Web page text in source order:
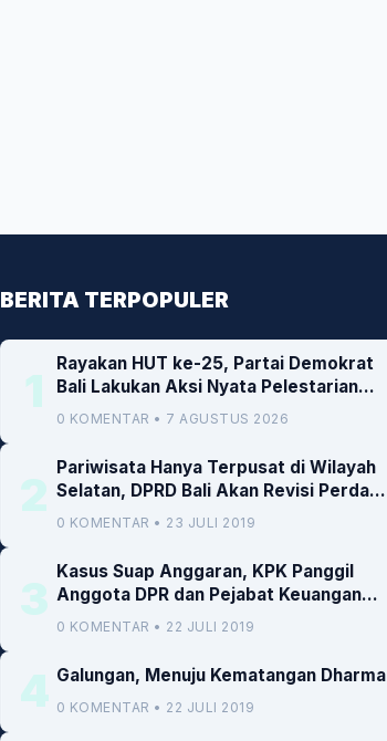
BERITA TERPOPULER
1
Rayakan HUT ke-25, Partai Demokrat
Bali Lakukan Aksi Nyata Pelestarian
Lingkungan
0 KOMENTAR • 7 AGUSTUS 2026
2
Pariwisata Hanya Terpusat di Wilayah
Selatan, DPRD Bali Akan Revisi Perda
RTRW
0 KOMENTAR • 23 JULI 2019
3
Kasus Suap Anggaran, KPK Panggil
Anggota DPR dan Pejabat Keuangan
Kemenkeu
0 KOMENTAR • 22 JULI 2019
4 Galungan, Menuju Kematangan Dharma
0 KOMENTAR • 22 JULI 2019